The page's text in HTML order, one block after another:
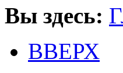
Вы здесь:
ВВЕРХ